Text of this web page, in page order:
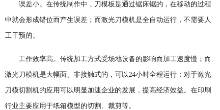
误差小。在传统制作中，刀模板是通过锯床锯的，在移动的过程
中就会形成错位而产生误差；而激光刀模机是全自动运行，不需要人
工干预的。
工作效率高。传统加工方式受场地设备的影响而加工速度慢；而
激光刀模机是大幅面、非接触式的，可以24小时全程运行；对于激光
刀模切割机的应用可以明显加速企业的发展，提高经济效益。在印刷
行业主要应用于纸箱模型的切割、裁剪等。